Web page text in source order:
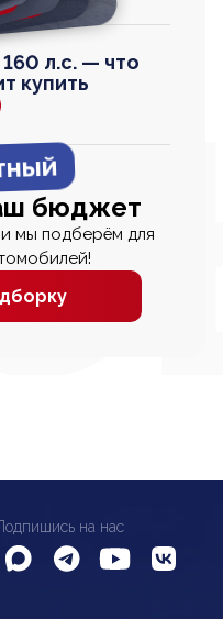
000
л.с. — что
купить
бюджет
мы подберём для
на нас